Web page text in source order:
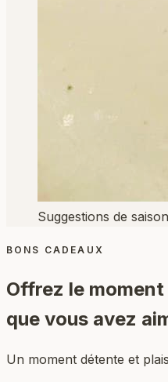
Suggestions de saison
BONS CADEAUX
Offrez le moment
que vous avez
Un moment détente et